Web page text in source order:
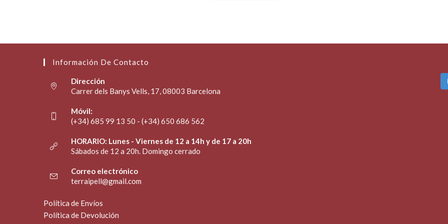
Información De Contacto
Dirección
Carrer dels Banys Vells, 17, 08003 Barcelona
Móvil:
(+34) 685 99 13 50 - (+34) 650 686 562
HORARIO: Lunes - Viernes de 12 a 14h y de 17 a 20h
Sábados de 12 a 20h. Domingo cerrado
Correo electrónico
terraipell@gmail.com
Política de Envíos
Política de Devolución